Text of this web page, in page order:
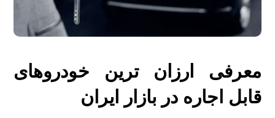
معرفی ارزان ترین خودروهای
قابل اجاره در بازار ایران